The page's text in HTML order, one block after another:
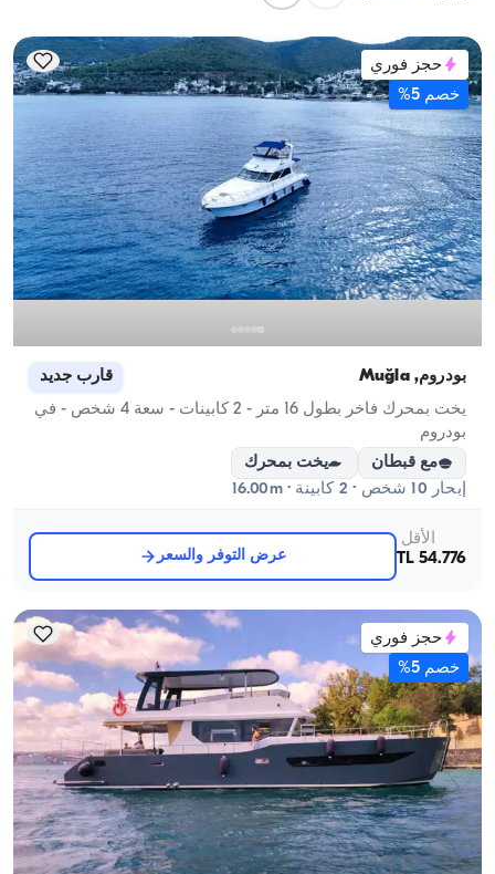
للإيجارات اليومية، فتنطبق سعة الإبحار.
حجز فوري
خصم 5%
بودروم, Muğla قارب جديد
يخت بمحرك فاخر بطول 16 متر - 2 كابينات - سعة 4 شخص - في
بودروم
مع قبطان
يخت بمحرك
إبحار 10 شخص · 2 كابينة · 16.00m
الأقل
54.776 TL
عرض التوفر والسعر
حجز فوري
خصم 5%